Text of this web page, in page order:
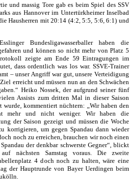
und massig Tore gab es beim Spiel des SSV
aus Hannover im Untertürkheimer Inselbad
Hausherren mit 20:14 (4:2, 5:5, 5:6, 6:1) und
Bundesligawasserballer haben die
und können so nicht mehr von Platz 5
zeigte am Ende 59 Eintragungen im
dass ordentlich was los war. SSVE-Trainer
– unser Angriff war gut, unsere Verteidigung
erreicht und müssen nun an den Schwächen
Heiko Nossek, der aufgrund seiner fünf
Assists zum dritten Mal in dieser Saison
wurde, kommentiert nüchtern: „Wir haben den
mehr und nicht weniger. Wir haben die
der Saison gezeigt und müssen die Woche
korrigieren, um gegen Spandau dann wieder
noch zu erreichen, brauchen wir noch einen
der denkbar schwerste Gegner“, blickt
nächsten Samstag voraus. Die zweite
4 doch noch zu halten, wäre eine
der Hauptrunde von Bayer Uerdingen beim